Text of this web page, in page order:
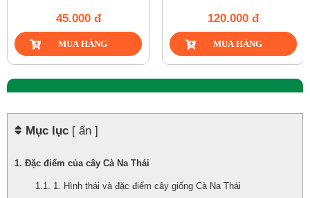
45.000 đ 120.000 đ
Mục lục [ ẩn ]
Đặc điểm của cây Cà Na Thái
1. Hình thái và đặc điểm cây giống Cà Na Thái